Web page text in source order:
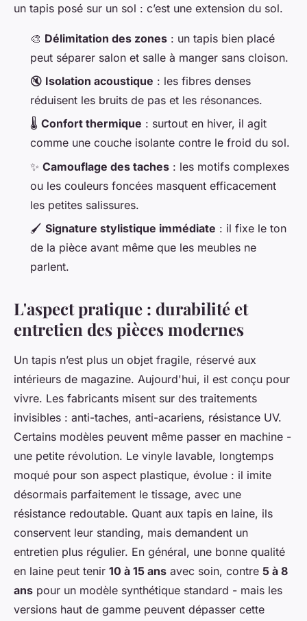
un tapis posé sur un sol : c’est une extension du sol.
🎨 Délimitation des zones : un tapis bien placé
peut séparer salon et salle à manger sans cloison.
🔇 Isolation acoustique : les fibres denses
réduisent les bruits de pas et les résonances.
🌡️ Confort thermique : surtout en hiver, il agit
comme une couche isolante contre le froid du sol.
✨ Camouflage des taches : les motifs complexes
ou les couleurs foncées masquent efficacement
les petites salissures.
🖌️ Signature stylistique immédiate : il fixe le ton
de la pièce avant même que les meubles ne
parlent.
L'aspect pratique : durabilité et
entretien des pièces modernes
Un tapis n’est plus un objet fragile, réservé aux
intérieurs de magazine. Aujourd'hui, il est conçu pour
vivre. Les fabricants misent sur des traitements
invisibles : anti-taches, anti-acariens, résistance UV.
Certains modèles peuvent même passer en machine -
une petite révolution. Le vinyle lavable, longtemps
moqué pour son aspect plastique, évolue : il imite
désormais parfaitement le tissage, avec une
résistance redoutable. Quant aux tapis en laine, ils
conservent leur standing, mais demandent un
entretien plus régulier. En général, une bonne qualité
en laine peut tenir 10 à 15 ans avec soin, contre 5 à 8
ans pour un modèle synthétique standard - mais les
versions haut de gamme peuvent dépasser cette